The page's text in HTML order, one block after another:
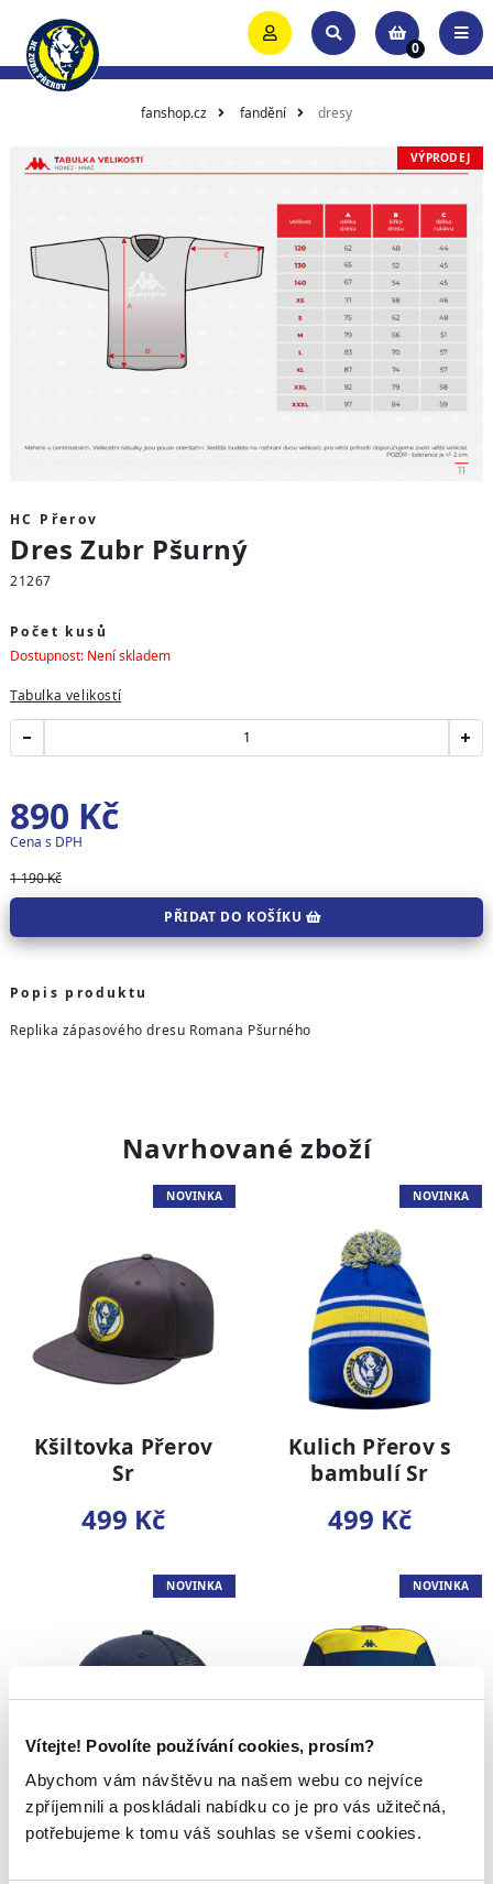
Vítejte! Povolíte používání cookies, prosím?
Abychom vám návštěvu na našem webu co nejvíce
zpříjemnili a poskládali nabídku co je pro vás užitečná,
potřebujeme k tomu váš souhlas se všemi cookies.
0
fanshop.cz fandění dresy
VÝPRODEJ
HC Přerov
Dres Zubr Pšurný
21267
Počet kusů
Dostupnost: Není skladem
Tabulka velikostí
PŘIDAT DO KOŠÍKU
1 190 Kč
890 Kč
Cena s DPH
Popis produktu
Replika zápasového dresu Romana Pšurného
Navrhované zboží
NOVINKA
Kšiltovka Přerov
Sr
499 Kč
NOVINKA
Kulich Přerov s
bambulí Sr
499 Kč
NOVINKA
Kšiltovka Bauer
NOVINKA
Dres Zubr